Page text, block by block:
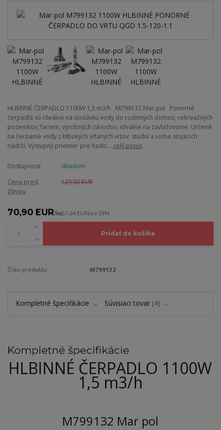
HLBINNÉ ČERPADLO 1100W 1,5 m3/h M799132 Mar pol Ponorné
čerpadlá sú ideálne na dodávku vody do rodinných domov, rekreačných
pozemkov, fariem, výrobných závodov, ideálne na zavlažovanie. Určené
na čerpanie vody z hlbokých vŕtaných vrtov, studní a voľne stojacich
nádrží. Výstupný priemer pre hadic... celý popis
Dostupnosť
skladom
Cena pred
zľavou
129,00 EUR
70,90 EUR/ks57,64 EURbez DPH
Pridať do košíka
Číslo produktu: M799132
Kompletné špecifikácie Súvisiaci tovar 4
Kompletné špecifikácie
HLBINNÉ ČERPADLO 1100W
1,5 m3/h
M799132 Mar pol